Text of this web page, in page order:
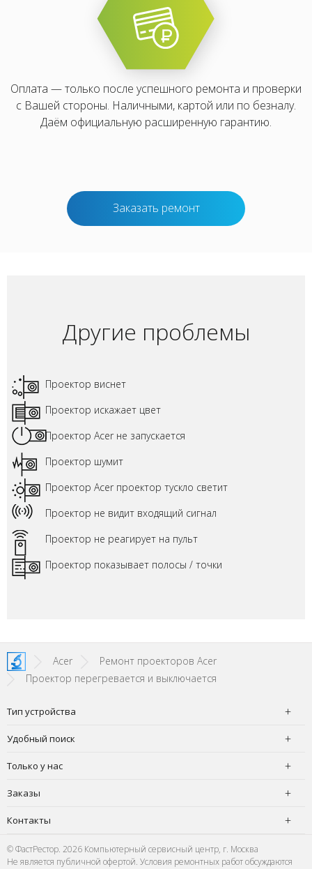
Оплата — только после успешного ремонта и проверки
с Вашей стороны. Наличными, картой или по безналу.
Даём официальную расширенную гарантию.
Заказать ремонт
Другие проблемы
Проектор виснет
Проектор искажает цвет
Проектор Acer не запускается
Проектор шумит
Проектор Acer проектор тускло светит
Проектор не видит входящий сигнал
Проектор не реагирует на пульт
Проектор показывает полосы / точки
Acer
Ремонт проекторов Acer
Проектор перегревается и выключается
Тип устройства
Удобный поиск
Только у нас
Заказы
Контакты
© ФастРестор. 2026 Компьютерный сервисный центр, г. Москва
Не является публичной офертой. Условия ремонтных работ обсуждаются